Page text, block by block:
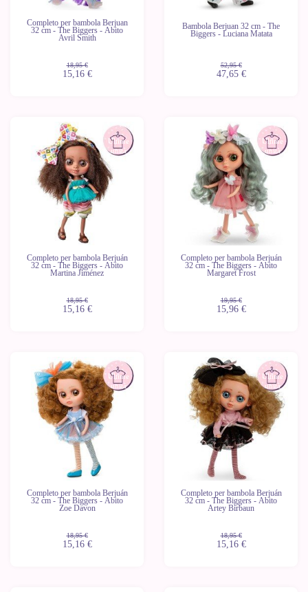
Completo per bambola Berjuan
32 cm - The Biggers - Abito
Avril Smith
18,95 €
15,16 €
Bambola Berjuan 32 cm - The
Biggers - Luciana Matata
52,95 €
47,65 €
Ultime
unità
Completo per bambola Berjuán
32 cm - The Biggers - Abito
Martina Jiménez
18,95 €
15,16 €
Ultime
unità
Completo per bambola Berjuán
32 cm - The Biggers - Abito
Margaret Frost
19,95 €
15,96 €
Ultime
unità
Completo per bambola Berjuán
32 cm - The Biggers - Abito
Zoe Davon
18,95 €
-20%
15,16 €
Ultime
unità
Completo per bambola Berjuán
32 cm - The Biggers - Abito
Artey Birbaun
18,95 €
-20%
15,16 €